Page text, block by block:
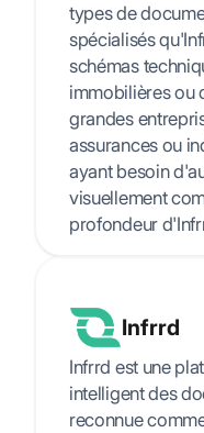
types de
spécialisés
schémas
immobilières ou
grandes
assurances ou
ayant besoin
visuellement
profondeur
Infrrd
Infrrd est une
intelligent des
reconnue